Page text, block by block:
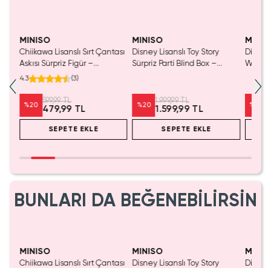
MINISO
Chiikawa Lisanslı Sırt Çantası
Askısı Sürpriz Figür –
Koleksiyonluk Blind Box
4.3 (3)
%20
599,99 TL
479,99 TL
SEPETE EKLE
MINISO
Disney Lisanslı Toy Story
Sürpriz Parti Blind Box –
%20
1.999,99 TL
1.599,99 TL
SEPETE EKLE
Disney
%
BUNLARI DA BEĞENEBİLİRSİN
MINISO
Chiikawa Lisanslı Sırt Çantası
MINISO
Disney Lisanslı Toy Story
Disney